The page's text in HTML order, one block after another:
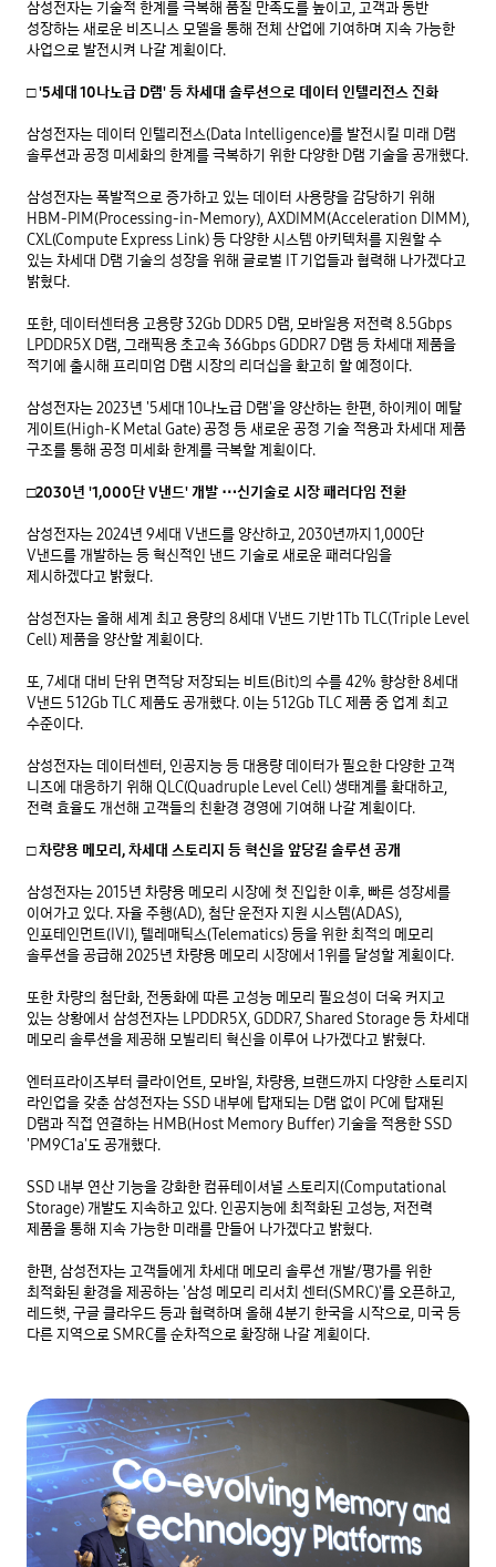
삼성전자는 기술적 한계를 극복해 품질 만족도를 높이고, 고객과 동반
성장하는 새로운 비즈니스 모델을 통해 전체 산업에 기여하며 지속 가능한
사업으로 발전시켜 나갈 계획이다.
□ '5세대 10나노급 D램' 등 차세대 솔루션으로 데이터 인텔리전스 진화
삼성전자는 데이터 인텔리전스(Data Intelligence)를 발전시킬 미래 D램
솔루션과 공정 미세화의 한계를 극복하기 위한 다양한 D램 기술을 공개했다.
삼성전자는 폭발적으로 증가하고 있는 데이터 사용량을 감당하기 위해
HBM-PIM(Processing-in-Memory), AXDIMM(Acceleration DIMM),
CXL(Compute Express Link) 등 다양한 시스템 아키텍처를 지원할 수
있는 차세대 D램 기술의 성장을 위해 글로벌 IT 기업들과 협력해 나가겠다고
밝혔다.
또한, 데이터센터용 고용량 32Gb DDR5 D램, 모바일용 저전력 8.5Gbps
LPDDR5X D램, 그래픽용 초고속 36Gbps GDDR7 D램 등 차세대 제품을
적기에 출시해 프리미엄 D램 시장의 리더십을 확고히 할 예정이다.
삼성전자는 2023년 '5세대 10나노급 D램'을 양산하는 한편, 하이케이 메탈
게이트(High-K Metal Gate) 공정 등 새로운 공정 기술 적용과 차세대 제품
구조를 통해 공정 미세화 한계를 극복할 계획이다.
□2030년 '1,000단 V낸드' 개발 ⋯신기술로 시장 패러다임 전환
삼성전자는 2024년 9세대 V낸드를 양산하고, 2030년까지 1,000단
V낸드를 개발하는 등 혁신적인 낸드 기술로 새로운 패러다임을
제시하겠다고 밝혔다.
삼성전자는 올해 세계 최고 용량의 8세대 V낸드 기반 1Tb TLC(Triple Level
Cell) 제품을 양산할 계획이다.
또, 7세대 대비 단위 면적당 저장되는 비트(Bit)의 수를 42% 향상한 8세대
V낸드 512Gb TLC 제품도 공개했다. 이는 512Gb TLC 제품 중 업계 최고
수준이다.
삼성전자는 데이터센터, 인공지능 등 대용량 데이터가 필요한 다양한 고객
니즈에 대응하기 위해 QLC(Quadruple Level Cell) 생태계를 확대하고,
전력 효율도 개선해 고객들의 친환경 경영에 기여해 나갈 계획이다.
□ 차량용 메모리, 차세대 스토리지 등 혁신을 앞당길 솔루션 공개
삼성전자는 2015년 차량용 메모리 시장에 첫 진입한 이후, 빠른 성장세를
이어가고 있다. 자율 주행(AD), 첨단 운전자 지원 시스템(ADAS),
인포테인먼트(IVI), 텔레매틱스(Telematics) 등을 위한 최적의 메모리
솔루션을 공급해 2025년 차량용 메모리 시장에서 1위를 달성할 계획이다.
또한 차량의 첨단화, 전동화에 따른 고성능 메모리 필요성이 더욱 커지고
있는 상황에서 삼성전자는 LPDDR5X, GDDR7, Shared Storage 등 차세대
메모리 솔루션을 제공해 모빌리티 혁신을 이루어 나가겠다고 밝혔다.
엔터프라이즈부터 클라이언트, 모바일, 차량용, 브랜드까지 다양한 스토리지
라인업을 갖춘 삼성전자는 SSD 내부에 탑재되는 D램 없이 PC에 탑재된
D램과 직접 연결하는 HMB(Host Memory Buffer) 기술을 적용한 SSD
'PM9C1a'도 공개했다.
SSD 내부 연산 기능을 강화한 컴퓨테이셔널 스토리지(Computational
Storage) 개발도 지속하고 있다. 인공지능에 최적화된 고성능, 저전력
제품을 통해 지속 가능한 미래를 만들어 나가겠다고 밝혔다.
한편, 삼성전자는 고객들에게 차세대 메모리 솔루션 개발/평가를 위한
최적화된 환경을 제공하는 '삼성 메모리 리서치 센터(SMRC)'를 오픈하고,
레드햇, 구글 클라우드 등과 협력하며 올해 4분기 한국을 시작으로, 미국 등
다른 지역으로 SMRC를 순차적으로 확장해 나갈 계획이다.